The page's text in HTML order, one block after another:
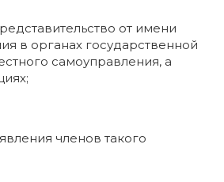
от имени
в органах государственной
самоуправления, а
членов такого